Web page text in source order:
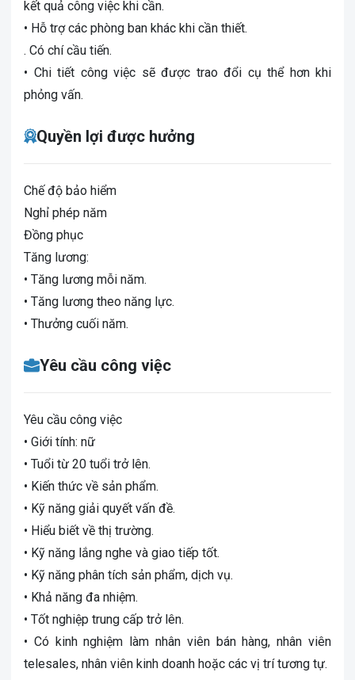
kết quả công việc khi cần.
• Hỗ trợ các phòng ban khác khi cần thiết.
. Có chí cầu tiến.
• Chi tiết công việc sẽ được trao đổi cụ thể hơn khi
phỏng vấn.
Quyền lợi được hưởng
Chế độ bảo hiểm
Nghỉ phép năm
Đồng phục
Tăng lương:
• Tăng lương mỗi năm.
• Tăng lương theo năng lực.
• Thưởng cuối năm.
Yêu cầu công việc
Yêu cầu công việc
• Giới tính: nữ
• Tuổi từ 20 tuổi trở lên.
• Kiến thức về sản phẩm.
• Kỹ năng giải quyết vấn đề.
• Hiểu biết về thị trường.
• Kỹ năng lắng nghe và giao tiếp tốt.
• Kỹ năng phân tích sản phẩm, dịch vụ.
• Khả năng đa nhiệm.
• Tốt nghiệp trung cấp trở lên.
• Có kinh nghiệm làm nhân viên bán hàng, nhân viên
telesales, nhân viên kinh doanh hoặc các vị trí tương tự.